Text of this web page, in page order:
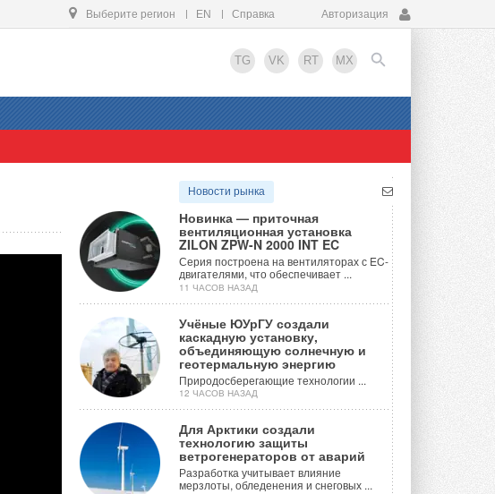
Выберите регион EN Справка Авторизация
TG VK RT MX
EN
Новости рынка
Новинка — приточная
вентиляционная установка
ZILON ZPW-N 2000 INT EC
Серия построена на вентиляторах с EC-
двигателями, что обеспечивает ...
11 ЧАСОВ НАЗАД
Учёные ЮУрГУ создали
каскадную установку,
объединяющую солнечную и
геотермальную энергию
Природосберегающие технологии ...
12 ЧАСОВ НАЗАД
Для Арктики создали
технологию защиты
ветрогенераторов от аварий
Разработка учитывает влияние
мерзлоты, обледенения и снеговых ...